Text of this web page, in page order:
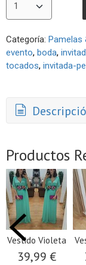
Categoría: Pamelas
evento boda
tocados invitada-
Productos
Vestido Violeta
39,99 €